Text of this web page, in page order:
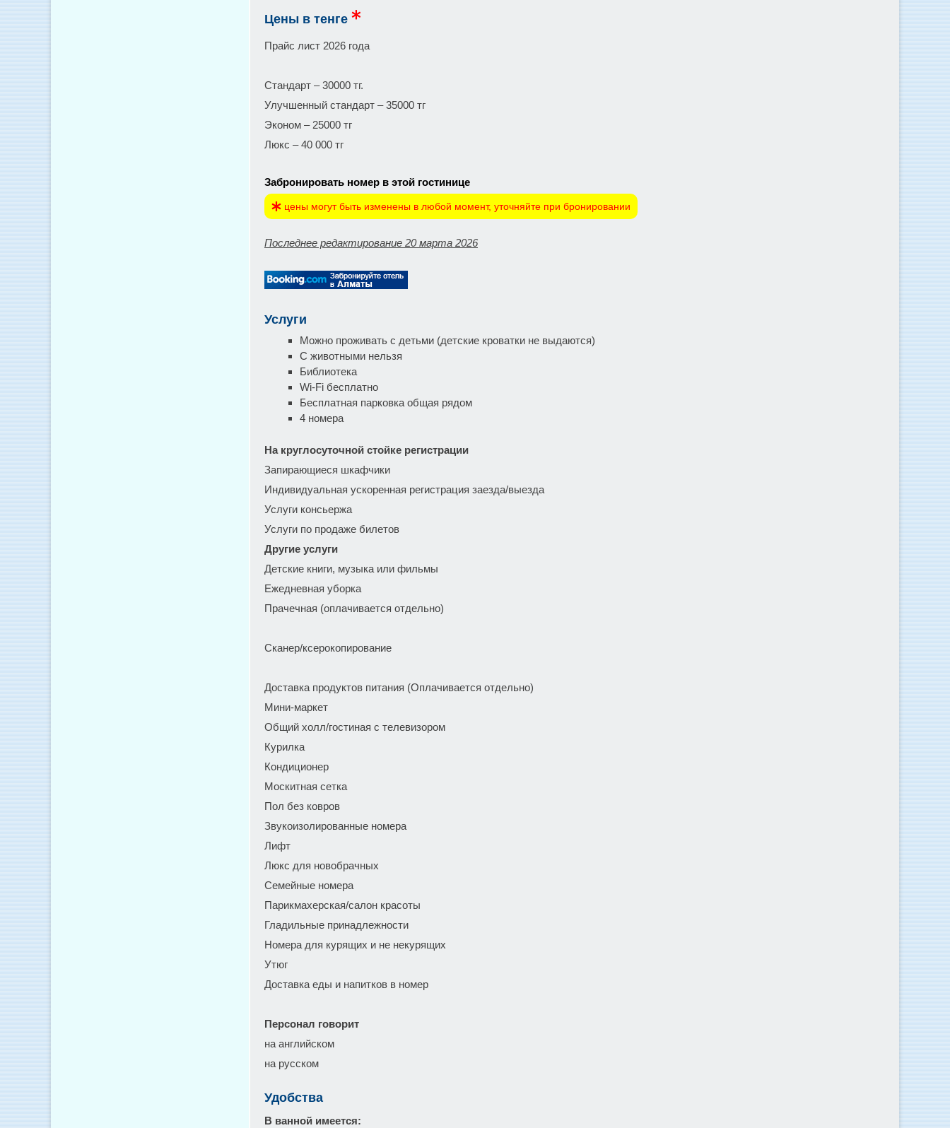
Цены в тенге
Прайс лист 2026 года
Стандарт – 30000 тг.
Улучшенный стандарт – 35000 тг
Эконом – 25000 тг
Люкс – 40 000 тг
Забронировать номер в этой гостинице
цены могут быть изменены в любой момент, уточняйте при бронировании
Последнее редактирование 20 марта 2026
Услуги
Можно проживать с детьми (детские кроватки не выдаются)
С животными нельзя
Библиотека
Wi-Fi бесплатно
Бесплатная парковка общая рядом
4 номера
На круглосуточной стойке регистрации
Запирающиеся шкафчики
Индивидуальная ускоренная регистрация заезда/выезда
Услуги консьержа
Услуги по продаже билетов
Другие услуги
Детские книги, музыка или фильмы
Ежедневная уборка
Прачечная (оплачивается отдельно)
Сканер/ксерокопирование
Доставка продуктов питания (Оплачивается отдельно)
Мини-маркет
Общий холл/гостиная с телевизором
Курилка
Кондиционер
Москитная сетка
Пол без ковров
Звукоизолированные номера
Лифт
Люкс для новобрачных
Семейные номера
Парикмахерская/салон красоты
Гладильные принадлежности
Номера для курящих и не некурящих
Утюг
Доставка еды и напитков в номер
Персонал говорит
на английском
на русском
Удобства
В ванной имеется: